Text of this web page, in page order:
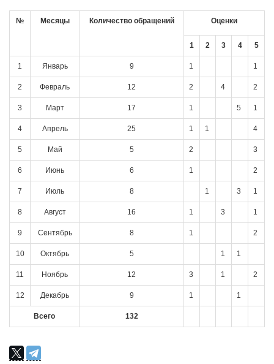
№ Месяцы Количество обращений Оценки
1 2 3 4 5
1 Январь 9 1 1
2 Февраль 12 2 4 2
3 Март 17 1 5 1
4 Апрель 25 1 1 4
5 Май 5 2 3
6 Июнь 6 1 2
7 Июль 8 1 3 1
8 Август 16 1 3 1
9 Сентябрь 8 1 2
10 Октябрь 5 1 1
11 Ноябрь 12 3 1 2
12 Декабрь 9 1 1
Всего 132